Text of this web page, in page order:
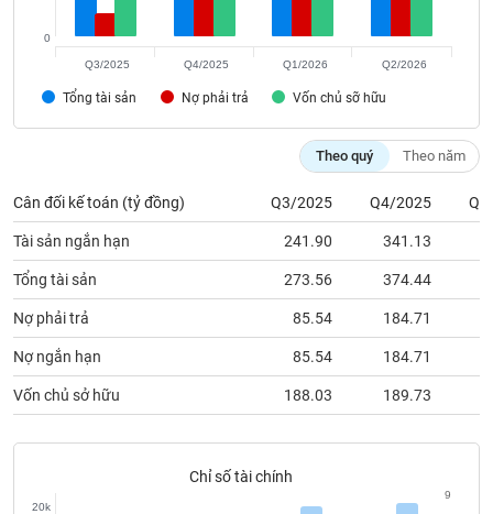
Tổng tài sản Nợ phải trả Vốn chủ sỡ hữu
0
Q3/2025 Q4/2025 Q1/2026 Q2/2026
Theo quý Theo năm
Cân đối kế toán (tỷ đồng) Q3/2025 Q4/2025
Tài sản ngắn hạn 241.90 341.13
Tổng tài sản 273.56 374.44
Nợ phải trả 85.54 184.71
Nợ ngắn hạn 85.54 184.71
Vốn chủ sở hữu 188.03 189.73
Chỉ số tài chính
20k
9
đầu
tư
Truyền
thông
tài
chính
Dữ